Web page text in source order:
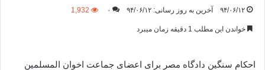
۹۴/۰۶/۱۲ آخرین به روز رسانی: ۹۴/۰۶/۱۲ ۰ 1,932
خواندن این مطلب 1 دقیقه زمان میبرد
احکام سنگین دادگاه مصر برای اعضای جماعت اخوان المسلمین